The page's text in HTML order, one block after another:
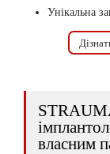
Унікальна
власним